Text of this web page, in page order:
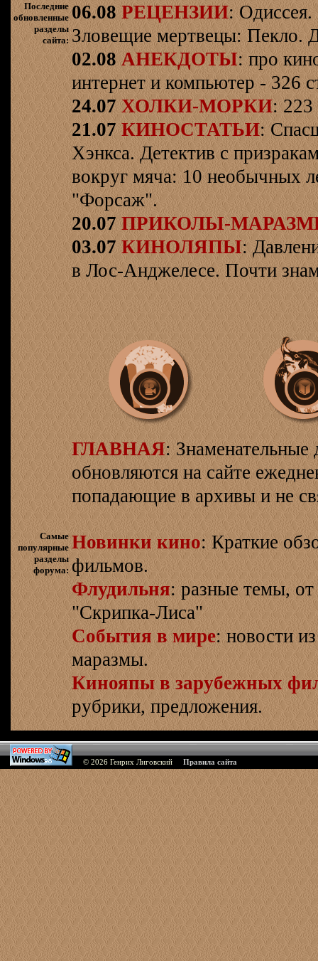
Последние
обновленные
разделы
сайта:
06.08 РЕЦЕНЗИИ:
Зловещие мертвецы: Пекло.
02.08 АНЕКДОТЫ: про
интернет и компьютер - 326
24.07 ХОЛКИ-МОРКИ: 223
21.07 КИНОСТАТЬИ:
Хэнкса. Детектив с
вокруг мяча: 10 необычных
"Форсаж".
20.07 ПРИКОЛЫ-
03.07 КИНОЛЯПЫ:
в Лос-Анджелесе. Почти
ГЛАВНАЯ: Знаменательные
обновляются на сайте
попадающие в архивы и не
Самые
популярные
разделы
форума:
Новинки кино: Краткие
фильмов.
Флудильня: разные темы,
"Скрипка-Лиса"
События в мире: новости
маразмы.
Кинояпы в зарубежных
рубрики, предложения.
© 2026 Генрих Лиговский Правила сайта